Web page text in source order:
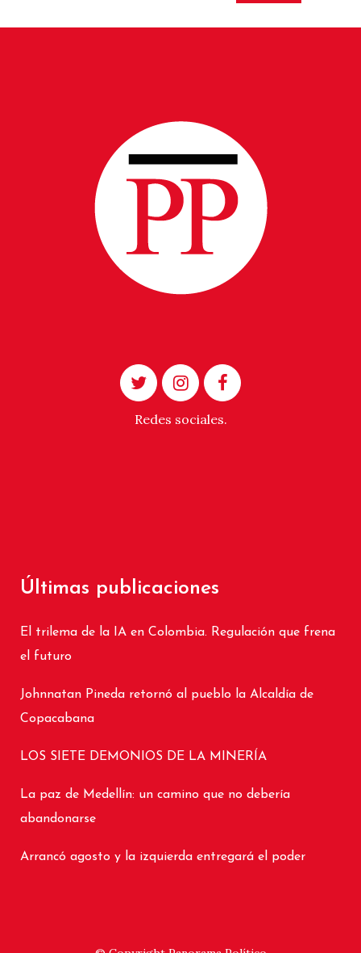
Redes sociales.
Últimas publicaciones
El trilema de la IA en Colombia. Regulación que frena
el futuro
Johnnatan Pineda retornó al pueblo la Alcaldía de
Copacabana
LOS SIETE DEMONIOS DE LA MINERÍA
La paz de Medellín: un camino que no debería
abandonarse
Arrancó agosto y la izquierda entregará el poder